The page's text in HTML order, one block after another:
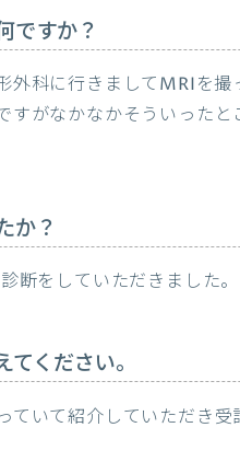
ですか？
外科に行きましてMRIを撮
すがなかなかそういった
か？
断をしていただきました。
ください。
いて紹介していただき受